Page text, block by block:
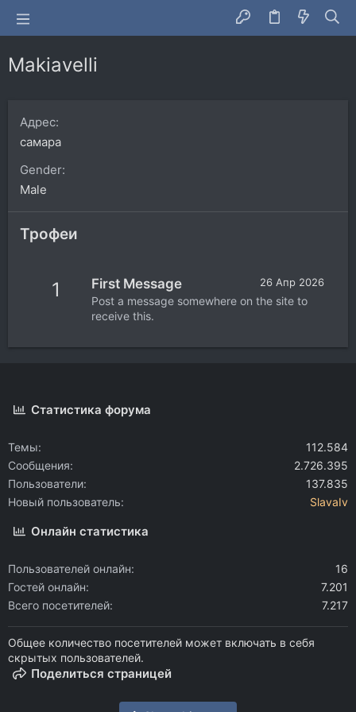
Makiavelli
Адрес
самара
Gender
Male
Трофеи
1 26 Апр 2026
First Message
Post a message somewhere on the site to
receive this.
Статистика форума
Темы
112.584
Сообщения
2.726.395
Пользователи
137.835
Новый пользователь
SlavaIv
Онлайн статистика
Пользователей онлайн
16
Гостей онлайн
7.201
Всего посетителей
7.217
Общее количество посетителей может включать в себя
скрытых пользователей.
Поделиться страницей